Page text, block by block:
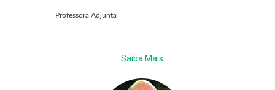
Professora Adjunta
Saiba Mais